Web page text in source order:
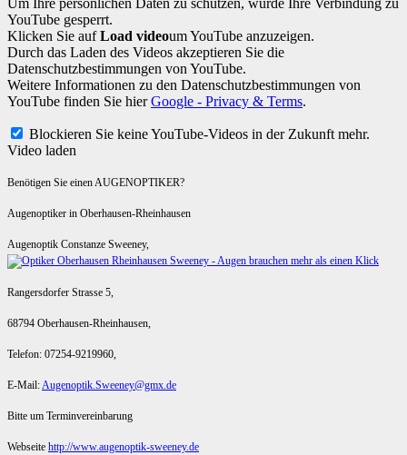
Um Ihre persönlichen Daten zu schützen, wurde Ihre Verbindung zu
YouTube gesperrt.
Klicken Sie aufLoad videoum YouTube anzuzeigen.
Durch das Laden des Videos akzeptieren Sie die
Datenschutzbestimmungen von YouTube.
Weitere Informationen zu den Datenschutzbestimmungen von
YouTube finden Sie hierGoogle - Privacy & Terms.
Blockieren Sie keine YouTube-Videos in der Zukunft mehr.
Video laden
Benötigen Sie einen AUGENOPTIKER?
Augenoptiker in Oberhausen-Rheinhausen
Augenoptik Constanze Sweeney,
Rangersdorfer Strasse 5,
68794 Oberhausen-Rheinhausen,
Telefon: 07254-9219960,
E-Mail:Augenoptik.Sweeney@gmx.de
Bitte um Terminvereinbarung
Webseite http://www.augenoptik-sweeney.de